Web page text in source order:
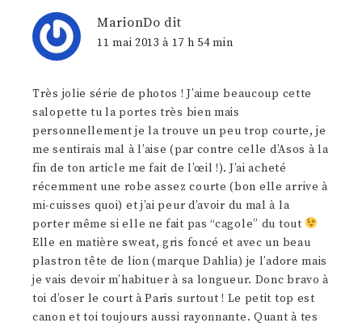
MarionDo dit
11 mai 2013 à 17 h 54 min
Très jolie série de photos ! J’aime beaucoup cette
salopette tu la portes très bien mais
personnellement je la trouve un peu trop courte, je
me sentirais mal à l’aise (par contre celle d’Asos à la
fin de ton article me fait de l’œil !). J’ai acheté
récemment une robe assez courte (bon elle arrive à
mi-cuisses quoi) et j’ai peur d’avoir du mal à la
porter même si elle ne fait pas “cagole” du tout
Elle en matière sweat, gris foncé et avec un beau
plastron tête de lion (marque Dahlia) je l’adore mais
je vais devoir m’habituer à sa longueur. Donc bravo à
toi d’oser le court à Paris surtout ! Le petit top est
canon et toi toujours aussi rayonnante. Quant à tes